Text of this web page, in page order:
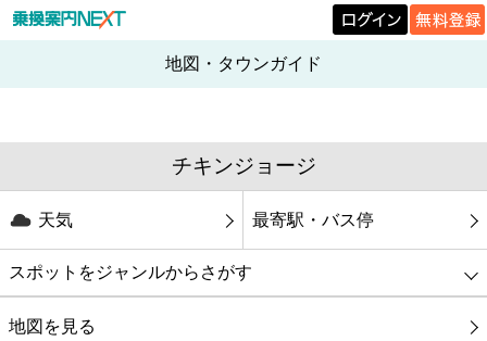
地図・タウンガイド
チキンジョージ
天気 最寄駅・バス停
スポットをジャンルからさがす
グルメ
地図を見る